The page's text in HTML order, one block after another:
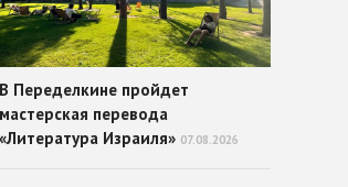
В Переделкине пройдет
мастерская перевода
«Литература Израиля» 07.08.2026